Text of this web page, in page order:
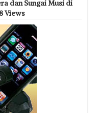
dan Sungai Musi di
Views